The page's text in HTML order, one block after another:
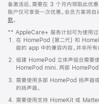
备激活后，需要在 3 个月内领取此优
账户仅可享受一次优惠。会员方案将自
款。
窗
口
中
打
开)
** AppleCare+ 服务计划可为使用过
在 HomePod (第二代) 和
能的 app 中的兼容内容。并非所有
组建 HomePod 立体声组合需要
HomePod mini、两部
需要使用多部 HomePod 扬声器
的扬声器。
需要使用支持 HomeKit 或 Matter